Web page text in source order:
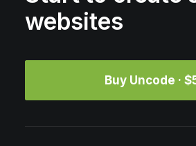
websites
Buy Uncode ·